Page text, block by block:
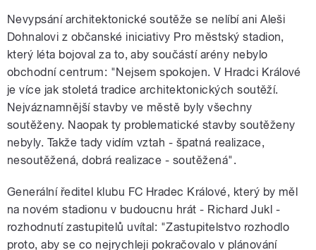
Nevypsání architektonické soutěže se nelíbí ani Aleši
Dohnalovi z občanské iniciativy Pro městský stadion,
který léta bojoval za to, aby součástí arény nebylo
obchodní centrum: "Nejsem spokojen. V Hradci Králové
je více jak stoletá tradice architektonických soutěží.
Nejváznamnější stavby ve městě byly všechny
soutěženy. Naopak ty problematické stavby soutěženy
nebyly. Takže tady vidím vztah - špatná realizace,
nesoutěžená, dobrá realizace - soutěžená".
Generální ředitel klubu FC Hradec Králové, který by měl
na novém stadionu v budoucnu hrát - Richard Jukl -
rozhodnutí zastupitelů uvítal: "Zastupitelstvo rozhodlo
proto, aby se co nejrychleji pokračovalo v plánování